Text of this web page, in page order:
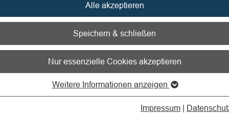
Alle akzeptieren
Speichern & schließen
Nur essenzielle Cookies akzeptieren
Weitere Informationen anzeigen
Impressum |
vier konditionellen Fähigkeiten. Kraft beschreibt die
halten (statische Muskelkraft), zu überwinden
(exzentrische Muskelkraft). Kraft ist die Grundlage für
sportliche Bewegung und hat daher bei den konditionellen
Stellenwert. Kraft basiert auf Kontraktionen der Muskulatur.